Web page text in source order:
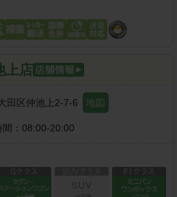
上店
田区仲池上2-7-6 地図
： 08:00-20:00